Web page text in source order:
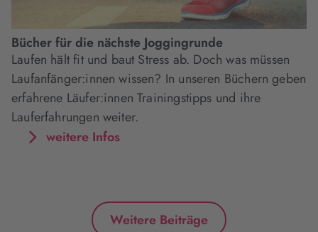
Bücher für die nächste Joggingrunde
Laufen hält fit und baut Stress ab. Doch was müssen
Laufanfänger:innen wissen? In unseren Büchern geben
erfahrene Läufer:innen Trainingstipps und ihre
Lauferfahrungen weiter.
weitere Infos
Weitere Beiträge